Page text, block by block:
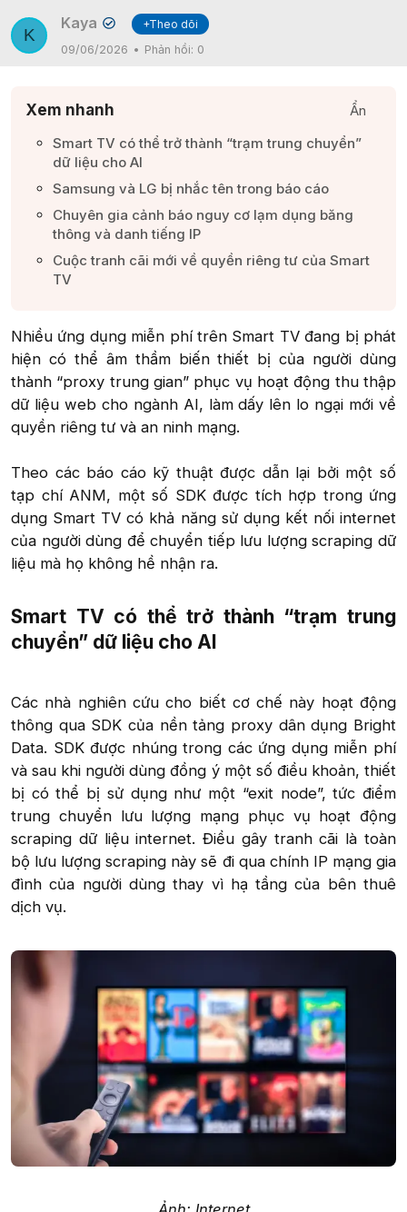
K
Kaya ✔
+Theo dõi
09/06/2026
Phản hồi: 0
Xem nhanh
Ẩn
Smart TV có thể trở thành “trạm trung chuyển”
dữ liệu cho AI​
Samsung và LG bị nhắc tên trong báo cáo​
Chuyên gia cảnh báo nguy cơ lạm dụng băng
thông và danh tiếng IP​
Cuộc tranh cãi mới về quyền riêng tư của Smart
TV​
Nhiều ứng dụng miễn phí trên Smart TV đang bị phát
hiện có thể âm thầm biến thiết bị của người dùng
thành “proxy trung gian” phục vụ hoạt động thu thập
dữ liệu web cho ngành AI, làm dấy lên lo ngại mới về
quyền riêng tư và an ninh mạng.
Theo các báo cáo kỹ thuật được dẫn lại bởi một số
tạp chí ANM, một số SDK được tích hợp trong ứng
dụng Smart TV có khả năng sử dụng kết nối internet
của người dùng để chuyển tiếp lưu lượng scraping dữ
liệu mà họ không hề nhận ra.​
Smart TV có thể trở thành “trạm trung
chuyển” dữ liệu cho AI​
Các nhà nghiên cứu cho biết cơ chế này hoạt động
thông qua SDK của nền tảng proxy dân dụng Bright
Data. SDK được nhúng trong các ứng dụng miễn phí
và sau khi người dùng đồng ý một số điều khoản, thiết
bị có thể bị sử dụng như một “exit node”, tức điểm
trung chuyển lưu lượng mạng phục vụ hoạt động
scraping dữ liệu internet. Điều gây tranh cãi là toàn
bộ lưu lượng scraping này sẽ đi qua chính IP mạng gia
đình của người dùng thay vì hạ tầng của bên thuê
dịch vụ.